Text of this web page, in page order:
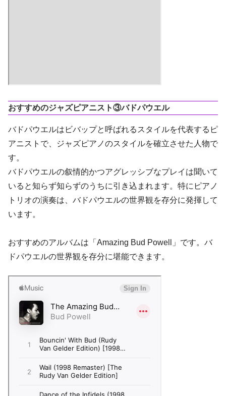
おすすめのジャズピアニスト③バドパウエル
バドパウエルはビバップと呼ばれるスタイルを代表するピ
アニストで、ジャズピアノのスタイルを確立させた人物で
す。
バドパウエルの叙情的かつアグレッシブなプレイは聞いて
いると知らず知らずのうちに引き込まれます。特にピアノ
トリオの演奏は、バドパウエルの世界観を存分に発揮して
います。
おすすめのアルバムは「Amazing Bud Powell」です。バ
ドパウエルの世界観を存分に堪能できます。